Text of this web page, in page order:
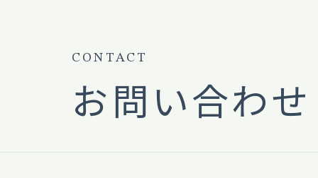
CONTACT
お問い合わせ